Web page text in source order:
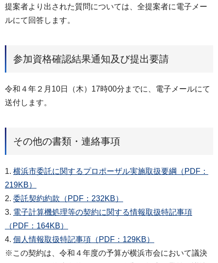
提案者より出された質問については、全提案者に電子メー
ルにて回答します。
参加資格確認結果通知及び提出要請
令和４年２月10日（木）17時00分までに、電子メールにて
送付します。
その他の書類・連絡事項
1. 横浜市委託に関するプロポーザル実施取扱要綱（PDF：
219KB）
2. 委託契約約款（PDF：232KB）
3. 電子計算機処理等の契約に関する情報取扱特記事項
（PDF：164KB）
4. 個人情報取扱特記事項（PDF：129KB）
※この契約は、令和４年度の予算が横浜市会において議決